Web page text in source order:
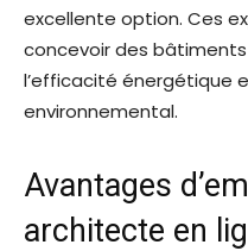
excellente option. Ces
concevoir des
l’efficacité énergétique
environnemental.
Avantages
architecte en